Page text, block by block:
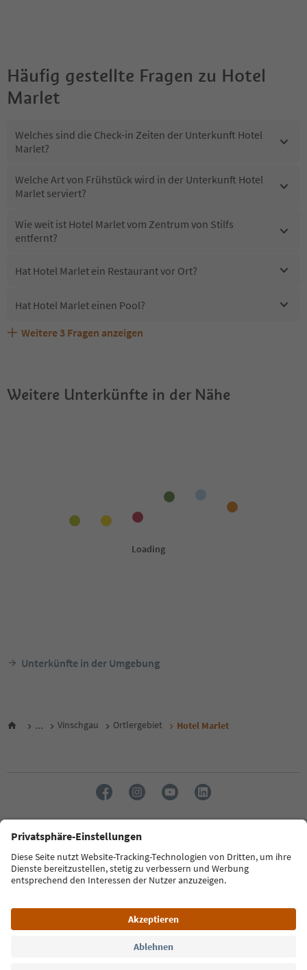
Häufig gestellte Fragen zu Hotel
Marlet
Welches sind die Check-in Zeiten der Unterkunft Hotel
Marlet?
Welche Art von Frühstück wird in der Unterkunft Hotel
Marlet serviert?
Wie weit ist Hotel Marlet vom Zentrum von Stilfs
entfernt?
Hat Hotel Marlet ein Restaurant vor Ort?
Hat Hotel Marlet einen Pool?
Sind Haustiere in der Unterkunft Hotel Marlet erlaubt?
Welche Services bietet Hotel Marlet?
Erhalten die Gäste von Hotel Marlet einen Südtirol
Weitere 3 Fragen anzeigen
Weitere Unterkünfte in der Nähe
Unterkünfte in der Umgebung
... Vinschgau Ortlergebiet Hotel Marlet
Sprache: Deutsch
FAQ Kontakt Presse MICE Datenschutzerklärung
Zugänglichkeitserklärung